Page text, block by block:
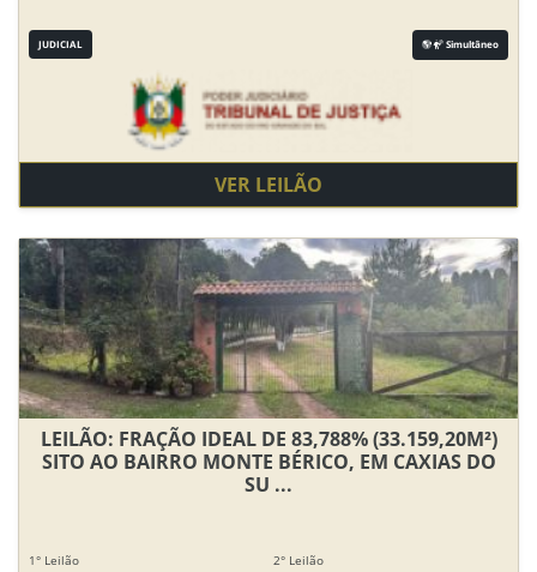
JUDICIAL Simultâneo
VER LEILÃO
LEILÃO: FRAÇÃO IDEAL DE 83,788% (33.159,20M²)
SITO AO BAIRRO MONTE BÉRICO, EM CAXIAS DO
SU ...
1° Leilão 2° Leilão